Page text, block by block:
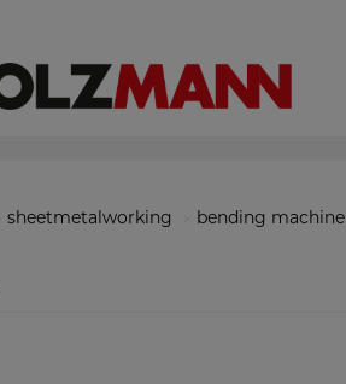
sheetmetalworking bending machine